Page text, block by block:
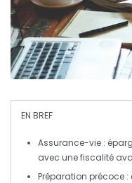
EN BREF
Assurance-vie :
avec unefiscalité
Préparation précoce :